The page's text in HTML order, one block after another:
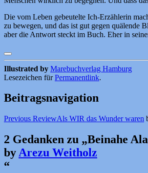
Die vom Leben gebeutelte Ich-Erzählerin
zu bewegen, und das ist gut gegen quälende
aber die Antwort steckt im Buch. Eher in
Illustrated by Marebuchverlag Hamburg
Lesezeichen fürPermanentlink.
Beitragsnavigation
Previous ReviewAls WIR das Wunder waren
2 Gedanken zu „Beinahe
byArezu Weitholz
“